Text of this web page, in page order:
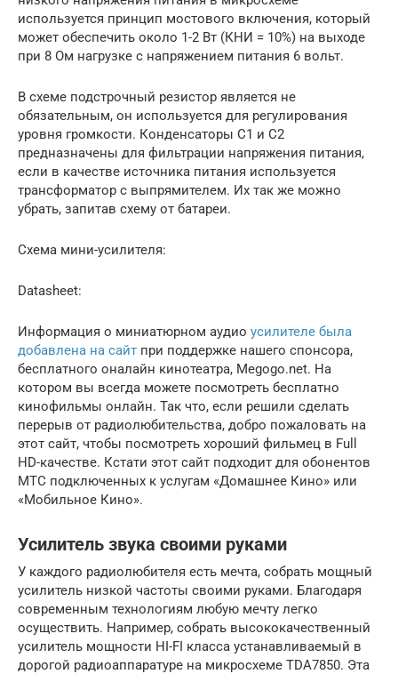
используется принцип мостового включения, который
может обеспечить около 1-2 Вт (КНИ = 10%) на выходе
при 8 Ом нагрузке с напряжением питания 6 вольт.
В схеме подстрочный резистор является не
обязательным, он используется для регулирования
уровня громкости. Конденсаторы C1 и C2
предназначены для фильтрации напряжения питания,
если в качестве источника питания используется
трансформатор с выпрямителем. Их так же можно
убрать, запитав схему от батареи.
Схема мини-усилителя:
Datasheet:
Информация о миниатюрном аудио усилителе была
добавлена на сайт при поддержке нашего спонсора,
бесплатного оналайн кинотеатра, Megogo.net. На
котором вы всегда можете посмотреть бесплатно
кинофильмы онлайн. Так что, если решили сделать
перерыв от радиолюбительства, добро пожаловать на
этот сайт, чтобы посмотреть хороший фильмец в Full
HD-качестве. Кстати этот сайт подходит для обонентов
МТС подключенных к услугам «Домашнее Кино» или
«Мобильное Кино».
Усилитель звука своими руками
У каждого радиолюбителя есть мечта, собрать мощный
усилитель низкой частоты своими руками. Благодаря
современным технологиям любую мечту легко
осуществить. Например, собрать высококачественный
усилитель мощности HI-FI класса устанавливаемый в
дорогой радиоаппаратуре на микросхеме TDA7850. Эта